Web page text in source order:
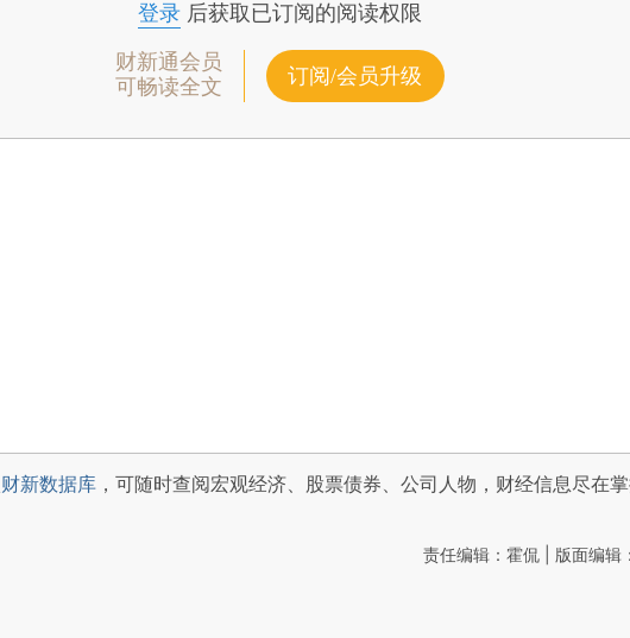
登录后获取已订阅的阅读权限
财新通会员
可畅读全文
订阅/会员升级
财新数据库 ，可随时查阅宏观经济、股票债券、公司人物，财经信息尽在掌
责任编辑：霍侃 | 版面编辑